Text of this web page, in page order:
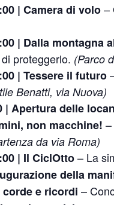
| Camera di volo–
| Dalla montagna
proteggerlo. (Parco
| Tessere il futuro
Benatti, via Nuova)
| Apertura delle
non macchine!
da via Roma)
| Il CiclOtto– La
della
corde e ricordi –